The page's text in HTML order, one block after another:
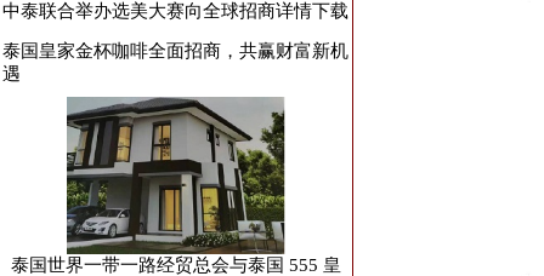
中泰联合举办选美大赛向全球招商详情下载
泰国皇家金杯咖啡全面招商，共赢财富新机
遇
泰国世界一带一路经贸总会与泰国 555 皇